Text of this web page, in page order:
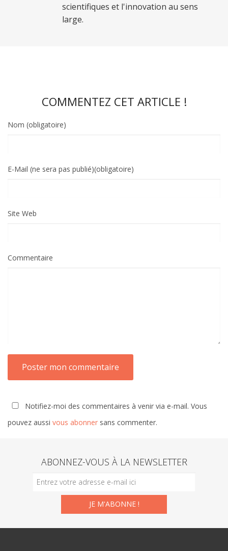
scientifiques et l'innovation au sens
large.
COMMENTEZ CET ARTICLE !
Nom (obligatoire)
E-Mail (ne sera pas publié)(obligatoire)
Site Web
Commentaire
Notifiez-moi des commentaires à venir via e-mail. Vous
pouvez aussi vous abonner sans commenter.
ABONNEZ-VOUS À LA NEWSLETTER